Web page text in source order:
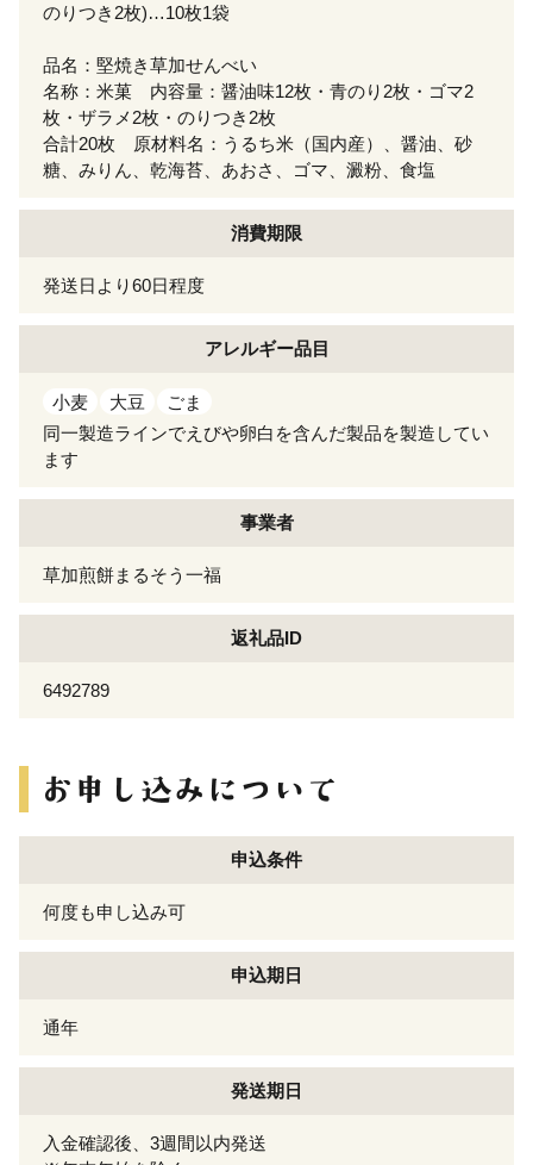
のりつき2枚)…10枚1袋
品名：堅焼き草加せんべい
名称：米菓 内容量：醤油味12枚・青のり2枚・ゴマ2
枚・ザラメ2枚・のりつき2枚
合計20枚 原材料名：うるち米（国内産）、醤油、砂
糖、みりん、乾海苔、あおさ、ゴマ、澱粉、食塩
消費期限
発送日より60日程度
アレルギー品目
小麦 大豆
ごま
同一製造ラインでえびや卵白を含んだ製品を製造してい
ます
事業者
草加煎餅まるそう一福
返礼品ID
6492789
申込条件
何度も申し込み可
申込期日
通年
発送期日
入金確認後、3週間以内発送